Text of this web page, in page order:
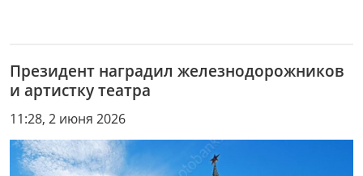
Президент наградил железнодорожников
и артистку театра
11:28, 2 июня 2026